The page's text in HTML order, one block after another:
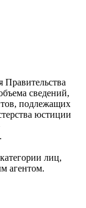
сведений,
подлежащих
юстиции
лиц,
агентом.